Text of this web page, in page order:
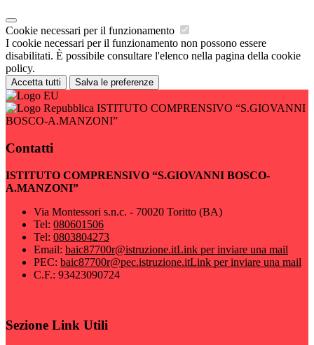
Cookie necessari per il funzionamento
I cookie necessari per il funzionamento non possono essere
disabilitati. È possibile consultare l'elenco nella pagina della cookie
policy.
Accetta tutti Salva le preferenze
ISTITUTO COMPRENSIVO “S.GIOVANNI
BOSCO-A.MANZONI”
Contatti
ISTITUTO COMPRENSIVO “S.GIOVANNI BOSCO-
A.MANZONI”
Via Montessori s.n.c. - 70020 Toritto (BA)
Tel: 080601506
Tel: 0803804273
Email: baic87700r@istruzione.itLink per inviare una mail
PEC: baic87700r@pec.istruzione.itLink per inviare una mail
C.F.: 93423090724
Sezione Link Utili